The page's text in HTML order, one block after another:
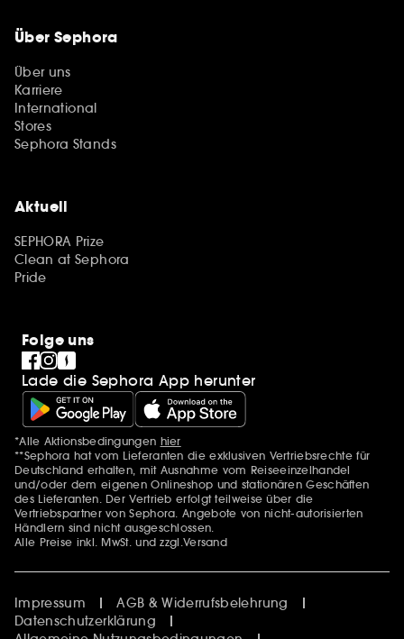
Über Sephora
Über uns
Karriere
International
Stores
Sephora Stands
Aktuell
SEPHORA Prize
Clean at Sephora
Pride
Folge uns
Lade die Sephora App herunter
Zusätzlich Erwähnungen
*Alle Aktionsbedingungen hier
**Sephora hat vom Lieferanten die exklusiven Vertriebsrechte für
Deutschland erhalten, mit Ausnahme vom Reiseeinzelhandel
und/oder dem eigenen Onlineshop und stationären Geschäften
des Lieferanten. Der Vertrieb erfolgt teilweise über die
Vertriebspartner von Sephora. Angebote von nicht-autorisierten
Händlern sind nicht ausgeschlossen.
Alle Preise inkl. MwSt. und zzgl.Versand
Impressum
AGB & Widerrufsbelehrung
Datenschutzerklärung